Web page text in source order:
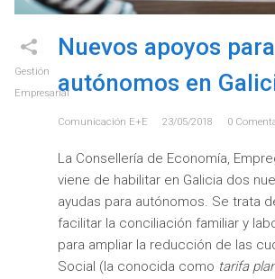
Gestión
Empresarial
Nuevos apoyos para
autónomos en
Comunicación E+e 23/05/2018 0
La Consellería de Economía,
viene de habilitar en Galicia dos
ayudas para autónomos. Se trata
facilitar la conciliación familiar y
para ampliar la reducción de las
Social (la conocida como tarifa